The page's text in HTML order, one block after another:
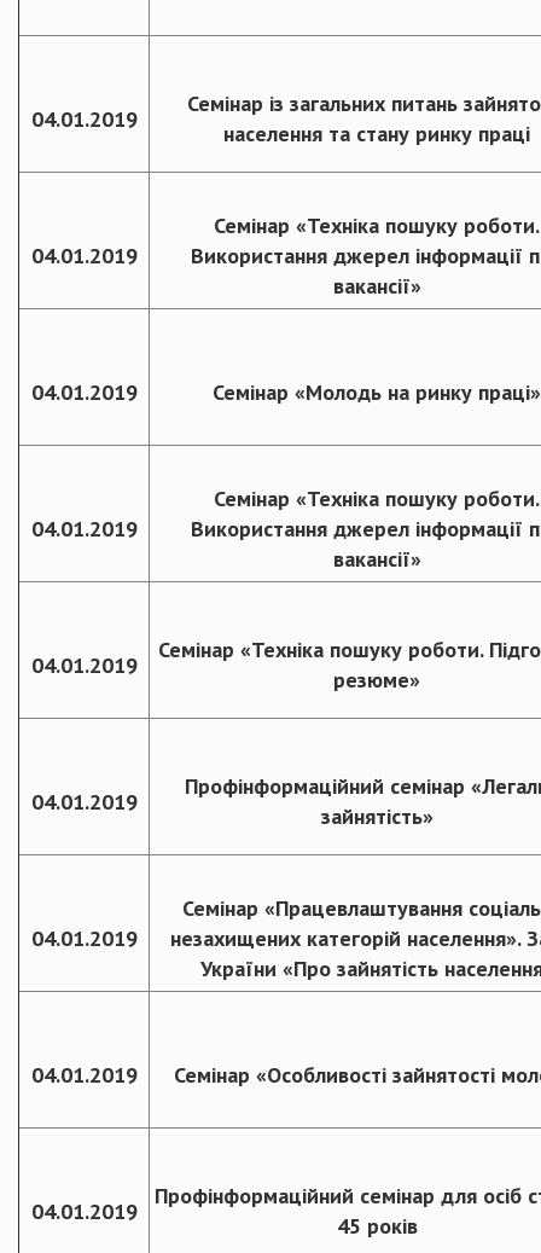
04.01.2019
Семінар із загальних питань
населення та стану ринку праці
04.01.2019
Семінар «Техніка пошуку роботи.
Використання джерел інформації
вакансії»
04.01.2019 Семінар «Молодь на ринку праці»
04.01.2019
Семінар «Техніка пошуку роботи.
Використання джерел інформації
вакансії»
04.01.2019
Семінар «Техніка пошуку роботи.
резюме»
04.01.2019
Профінформаційний семінар
зайнятість»
04.01.2019
Семінар «Працевлаштування
незахищених категорій населення».
України «Про зайнятість
04.01.2019 Семінар «Особливості зайнятості
04.01.2019
Профінформаційний семінар для осіб
45 років